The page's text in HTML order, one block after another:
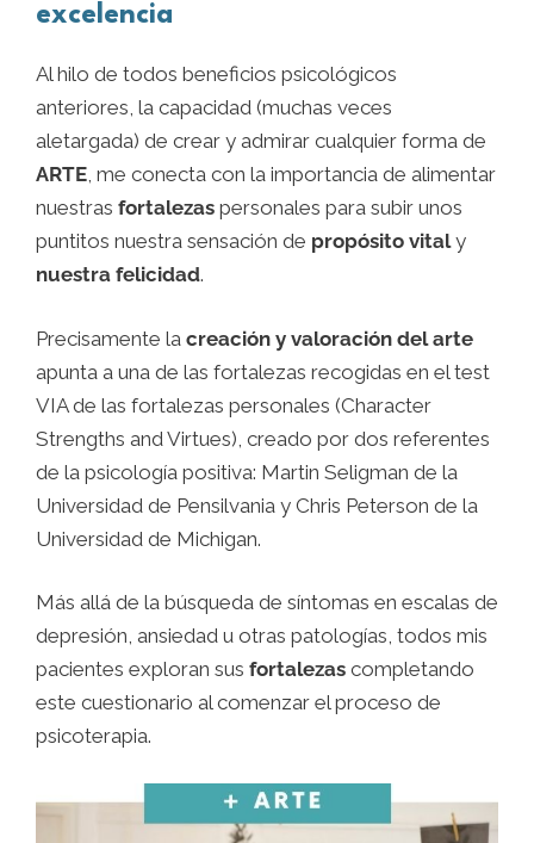
excelencia
Al hilo de todos beneficios psicológicos
anteriores, la capacidad (muchas veces
aletargada) de crear y admirar cualquier forma de
ARTE, me conecta con la importancia de alimentar
nuestras fortalezas personales para subir unos
puntitos nuestra sensación de propósito vitaly
nuestra felicidad.
Precisamente la creación y valoración del arte
apunta a una de las fortalezas recogidas en el test
VIA de las fortalezas personales (Character
Strengths and Virtues), creado por dos referentes
de la psicología positiva: Martin Seligman de la
Universidad de Pensilvania y Chris Peterson de la
Universidad de Michigan.
Más allá de la búsqueda de síntomas en escalas de
depresión, ansiedad u otras patologías, todos mis
pacientes exploran sus fortalezas completando
este cuestionario al comenzar el proceso de
psicoterapia.